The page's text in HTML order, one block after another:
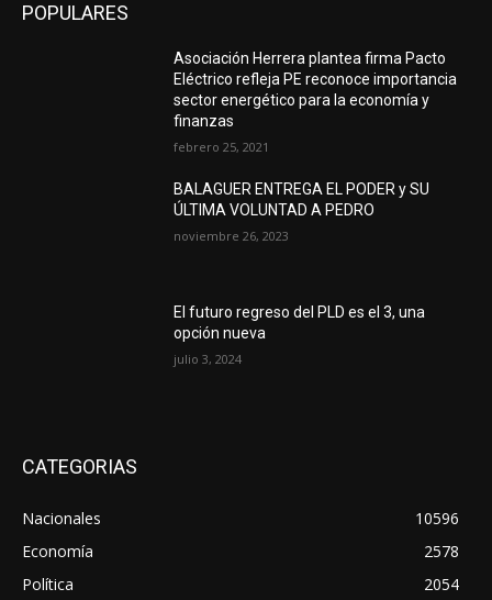
POPULARES
Asociación Herrera plantea firma Pacto
Eléctrico refleja PE reconoce importancia
sector energético para la economía y
finanzas
febrero 25, 2021
BALAGUER ENTREGA EL PODER y SU
ÚLTIMA VOLUNTAD A PEDRO
noviembre 26, 2023
El futuro regreso del PLD es el 3, una
opción nueva
julio 3, 2024
CATEGORIAS
Nacionales
10596
Economía
2578
Política
2054